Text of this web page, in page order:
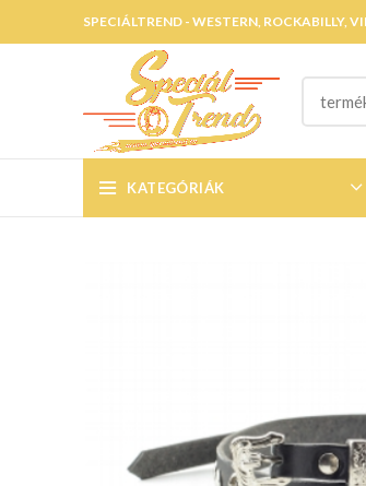
SPECIÁLTREND - WESTERN, ROCKABILLY,
KATEGÓRIÁK